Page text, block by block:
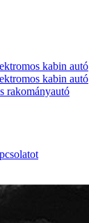
kabin autó
kabin autó
rakományautó